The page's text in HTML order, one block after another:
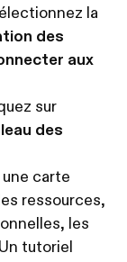
la
des
aux
sur
des
carte
ressources,
les
tutoriel